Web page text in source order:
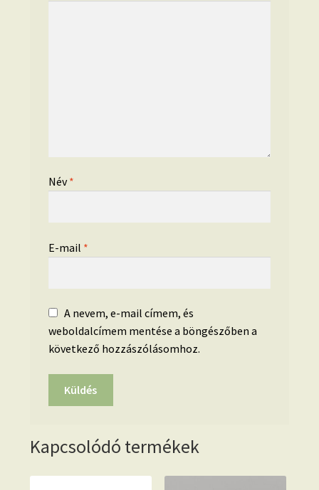
Név*
E-mail *
A nevem, e-mail címem, és
weboldalcímem mentése a böngészőben a
következő hozzászólásomhoz.
Kapcsolódó termékek